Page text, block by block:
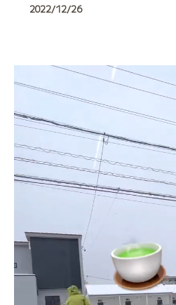
2022/12/26